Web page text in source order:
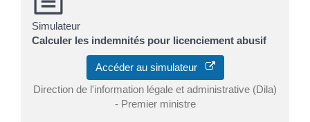
Simulateur
Calculer les indemnités pour licenciement abusif
Accéder au simulateur
Direction de l'information légale et administrative (Dila)
- Premier ministre